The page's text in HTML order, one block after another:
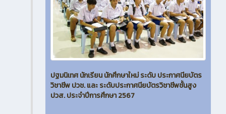
ปฐมนิเทศ นักเรียน นักศึกษาใหม่ ระดับ ประกาศนียบัตร
วิชาชีพ ปวช. และ ระดับประกาศนียบัตรวิชาชีพชั้นสูง
ปวส. ประจำปีการศึกษา 2567